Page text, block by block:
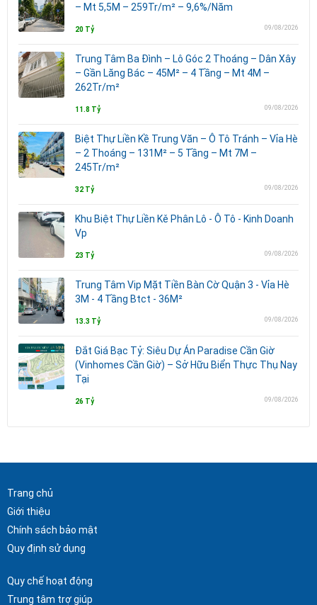
– Mt 5,5M – 259Tr/m² – 9,6%/Năm
20 Tỷ 09/08/2026
Trung Tâm Ba Đình – Lô Góc 2 Thoáng – Dân Xây
– Gần Lăng Bác – 45M² – 4 Tầng – Mt 4M –
262Tr/m²
11.8 Tỷ 09/08/2026
Biệt Thự Liền Kề Trung Văn – Ô Tô Tránh – Vỉa Hè
– 2 Thoáng – 131M² – 5 Tầng – Mt 7M –
245Tr/m²
32 Tỷ 09/08/2026
Khu Biệt Thự Liền Kě Phân Lô - Ô Tô - Kinh Doanh
Vp
23 Tỷ 09/08/2026
Trung Tâm Vip Mặt Tiền Bàn Cờ Quận 3 - Vỉa Hè
3M - 4 Tầng Btct - 36M²
13.3 Tỷ 09/08/2026
Đắt Giá Bạc Tỷ: Siêu Dự Án Paradise Cần Giờ
(Vinhomes Cần Giờ) – Sở Hữu Biển Thực Thụ Nay
Tại
26 Tỷ 09/08/2026
Trang chủ
Giới thiệu
Chính sách bảo mật
Quy định sử dụng
Quy chế hoạt động
Trung tâm trợ giúp